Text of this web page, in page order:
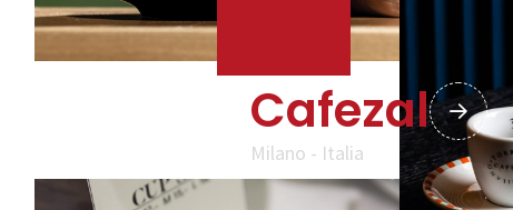
Cafezal
Milano - Italia